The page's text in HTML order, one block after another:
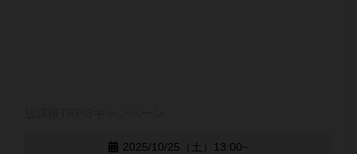
2025/10/25（土）13:00~